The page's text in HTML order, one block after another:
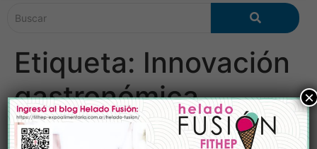
Etiqueta: Innovación
gastronómica
El papel del chocolate en la
×